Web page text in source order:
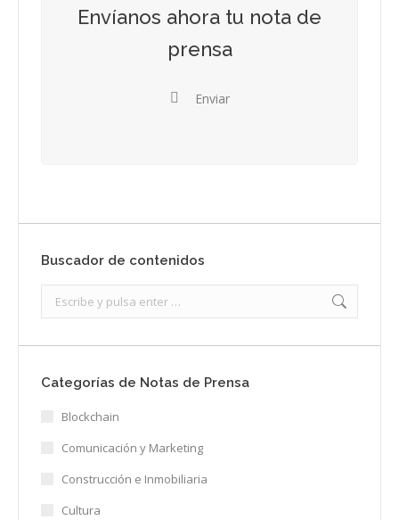
Envíanos ahora tu nota de
prensa
Enviar
Buscador de contenidos
Categorías de Notas de Prensa
Blockchain
Comunicación y Marketing
Construcción e Inmobiliaria
Cultura